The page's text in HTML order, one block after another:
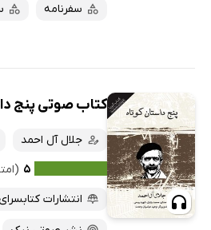
سفرنامه
کتاب صوتی پنج
جلال آل احمد
۵ (امتیاز
انتشارات